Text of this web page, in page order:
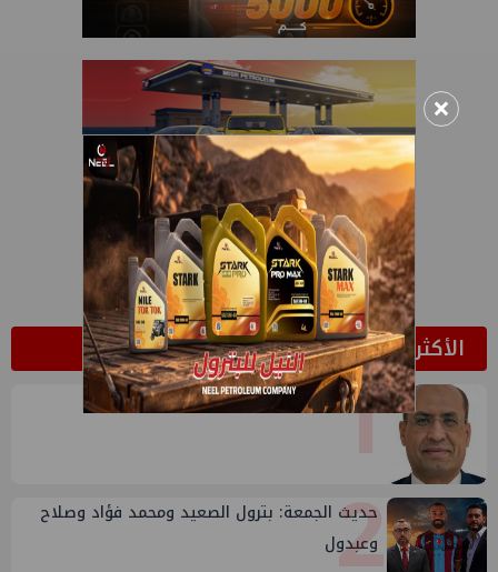
الأكثر قراءة
1
وائل عطية يكتب: انتحال صفة الزلزال
2
حديث الجمعة: بترول الصعيد ومحمد فؤاد وصلاح
وعبدول
×